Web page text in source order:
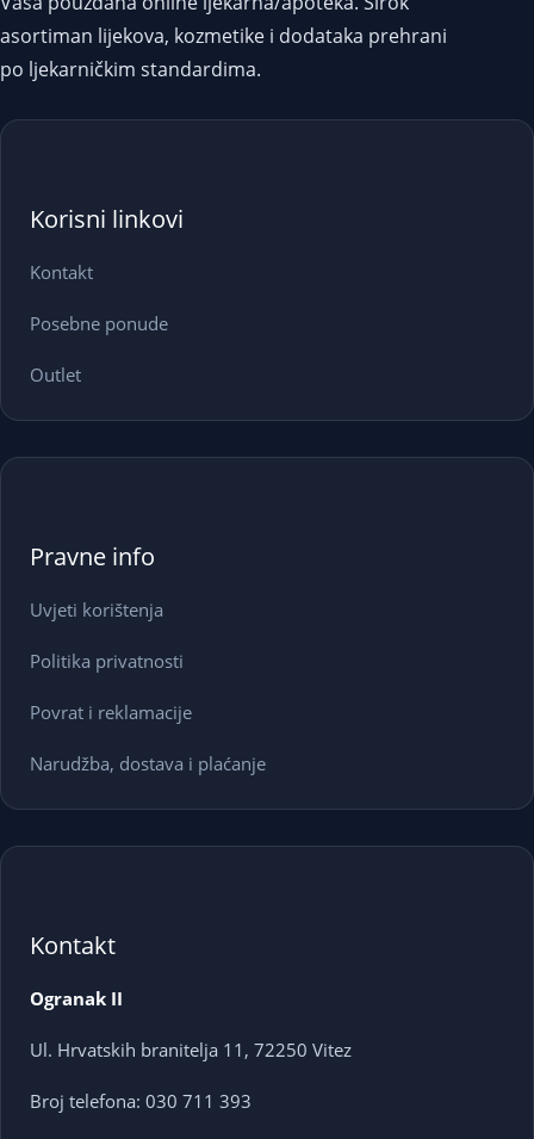
asortiman lijekova, kozmetike i dodataka prehrani
po ljekarničkim standardima.
Korisni linkovi
Kontakt
Posebne ponude
Outlet
Pravne info
Uvjeti korištenja
Politika privatnosti
Povrat i reklamacije
Narudžba, dostava i plaćanje
Kontakt
Ogranak II
Ul. Hrvatskih branitelja 11, 72250 Vitez
Broj telefona: 030 711 393